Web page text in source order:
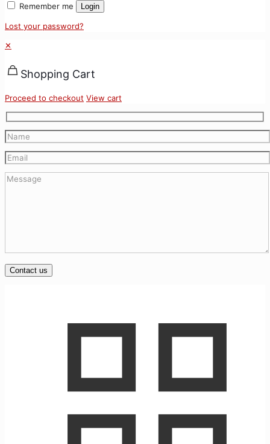
Remember me Login
Lost your password?
✕
Shopping Cart
Proceed to checkout View cart